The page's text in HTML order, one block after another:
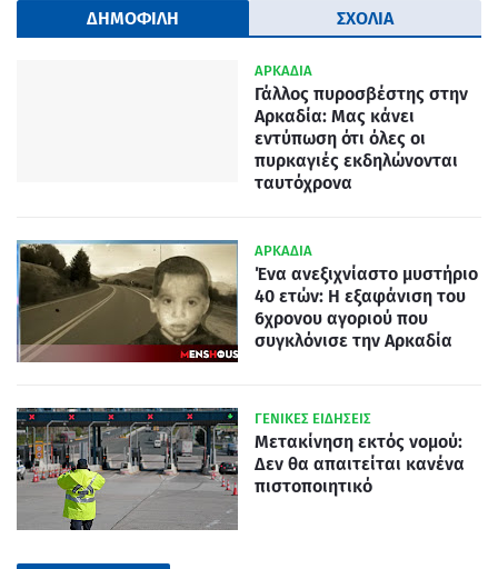
ΔΗΜΟΦΙΛΗ ΣΧΟΛΙΑ
ΑΡΚΑΔΙΑ
Γάλλος πυροσβέστης στην
Αρκαδία: Μας κάνει
εντύπωση ότι όλες οι
πυρκαγιές εκδηλώνονται
ταυτόχρονα
ΑΡΚΑΔΙΑ
Ένα ανεξιχνίαστο μυστήριο
40 ετών: Η εξαφάνιση του
6χρονου αγοριού που
συγκλόνισε την Αρκαδία
ΓΕΝΙΚΕΣ ΕΙΔΗΣΕΙΣ
Μετακίνηση εκτός νομού:
Δεν θα απαιτείται κανένα
πιστοποιητικό